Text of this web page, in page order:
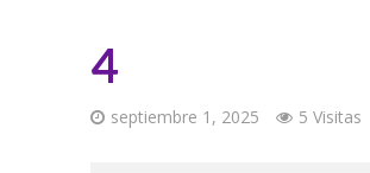
4
septiembre 1, 2025 5 Visitas